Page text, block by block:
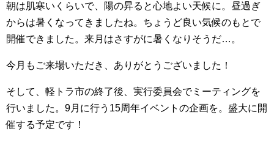
朝は肌寒いくらいで、陽の昇ると心地よい天候に。昼過ぎ
からは暑くなってきましたね。ちょうど良い気候のもとで
開催できました。来月はさすがに暑くなりそうだ…。
今月もご来場いただき、ありがとうございました！
そして、軽トラ市の終了後、実行委員会でミーティングを
行いました。9月に行う15周年イベントの企画を。盛大に開
催する予定です！